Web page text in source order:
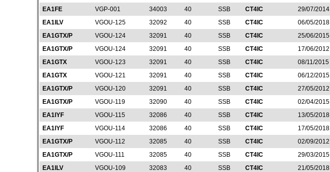
EA1FE
VGP-001 34003 40 SSB CT4IC
29/07/2014
EA1ILV
VGOU-125 32092 40 SSB CT4IC
06/05/2018
EA1GTX/P
VGOU-124 32091 40 SSB CT4IC
25/06/2015
EA1GTX/P
VGOU-124 32091 40 SSB CT4IC
17/06/2012
EA1GTX
VGOU-123 32091 40 SSB CT4IC
08/11/2015
EA1GTX
VGOU-121 32091 40 SSB CT4IC
06/12/2015
EA1GTX/P
VGOU-120 32091 40 SSB CT4IC
27/05/2012
EA1GTX/P
VGOU-119 32090 40 SSB CT4IC
02/04/2015
EA1IYF
VGOU-115 32086 40 SSB CT4IC
13/05/2018
EA1IYF
VGOU-114 32086 40 SSB CT4IC
17/05/2018
EA1GTX/P
VGOU-112 32085 40 SSB CT4IC
02/09/2012
EA1GTX/P
VGOU-111 32085 40 SSB CT4IC
29/03/2015
EA1ILV
VGOU-109 32083 40 SSB CT4IC
21/05/2018